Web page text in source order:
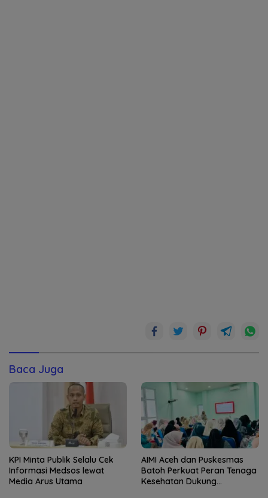
Baca Juga
KPI Minta Publik Selalu Cek
Informasi Medsos lewat
Media Arus Utama
AIMI Aceh dan Puskesmas
Batoh Perkuat Peran Tenaga
Kesehatan Dukung